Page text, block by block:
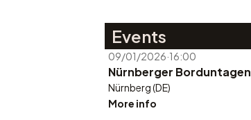
Events
09/01/2026·16:00
Nürnberger Borduntagen
Nürnberg (DE)
More info